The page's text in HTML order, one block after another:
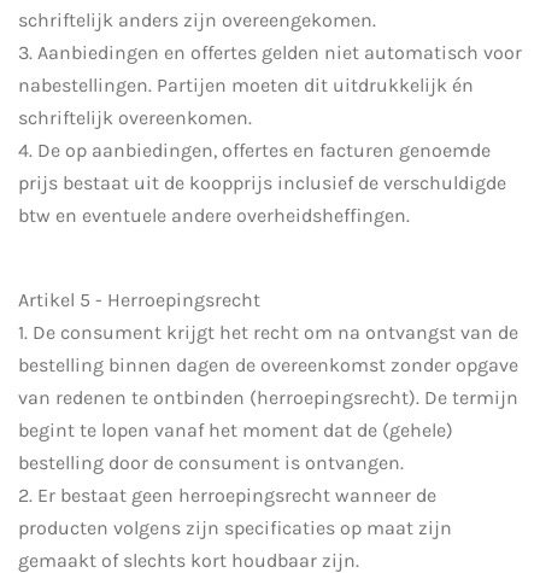
schriftelijk anders zijn overeengekomen.
3. Aanbiedingen en offertes gelden niet automatisch voor
nabestellingen. Partijen moeten dit uitdrukkelijk én
schriftelijk overeenkomen.
4. De op aanbiedingen, offertes en facturen genoemde
prijs bestaat uit de koopprijs inclusief de verschuldigde
btw en eventuele andere overheidsheffingen.
Artikel 5 - Herroepingsrecht
1. De consument krijgt het recht om na ontvangst van de
bestelling binnen dagen de overeenkomst zonder opgave
van redenen te ontbinden (herroepingsrecht). De termijn
begint te lopen vanaf het moment dat de (gehele)
bestelling door de consument is ontvangen.
2. Er bestaat geen herroepingsrecht wanneer de
producten volgens zijn specificaties op maat zijn
gemaakt of slechts kort houdbaar zijn.